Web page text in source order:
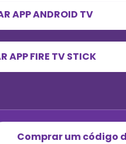
APP ANDROID TV
APP FIRE TV STICK
Comprar um código